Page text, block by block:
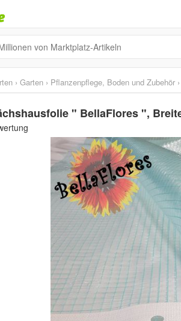
› Garten › Pflanzenpflege, Boden und Zubehör ›
" BellaFlores ",